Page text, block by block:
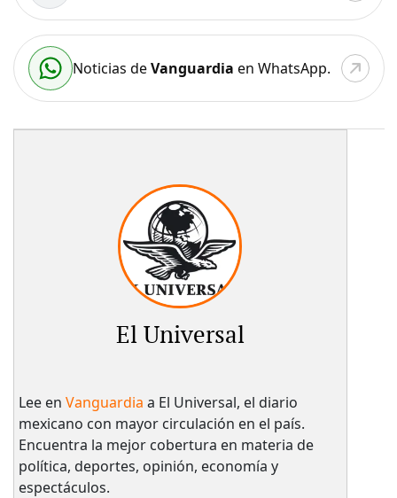
Noticias deVanguardia en WhatsApp.
El Universal
Lee en Vanguardia a El Universal, el diario
mexicano con mayor circulación en el país.​
Encuentra la mejor cobertura en materia de
política, deportes, opinión, economía y
espectáculos.